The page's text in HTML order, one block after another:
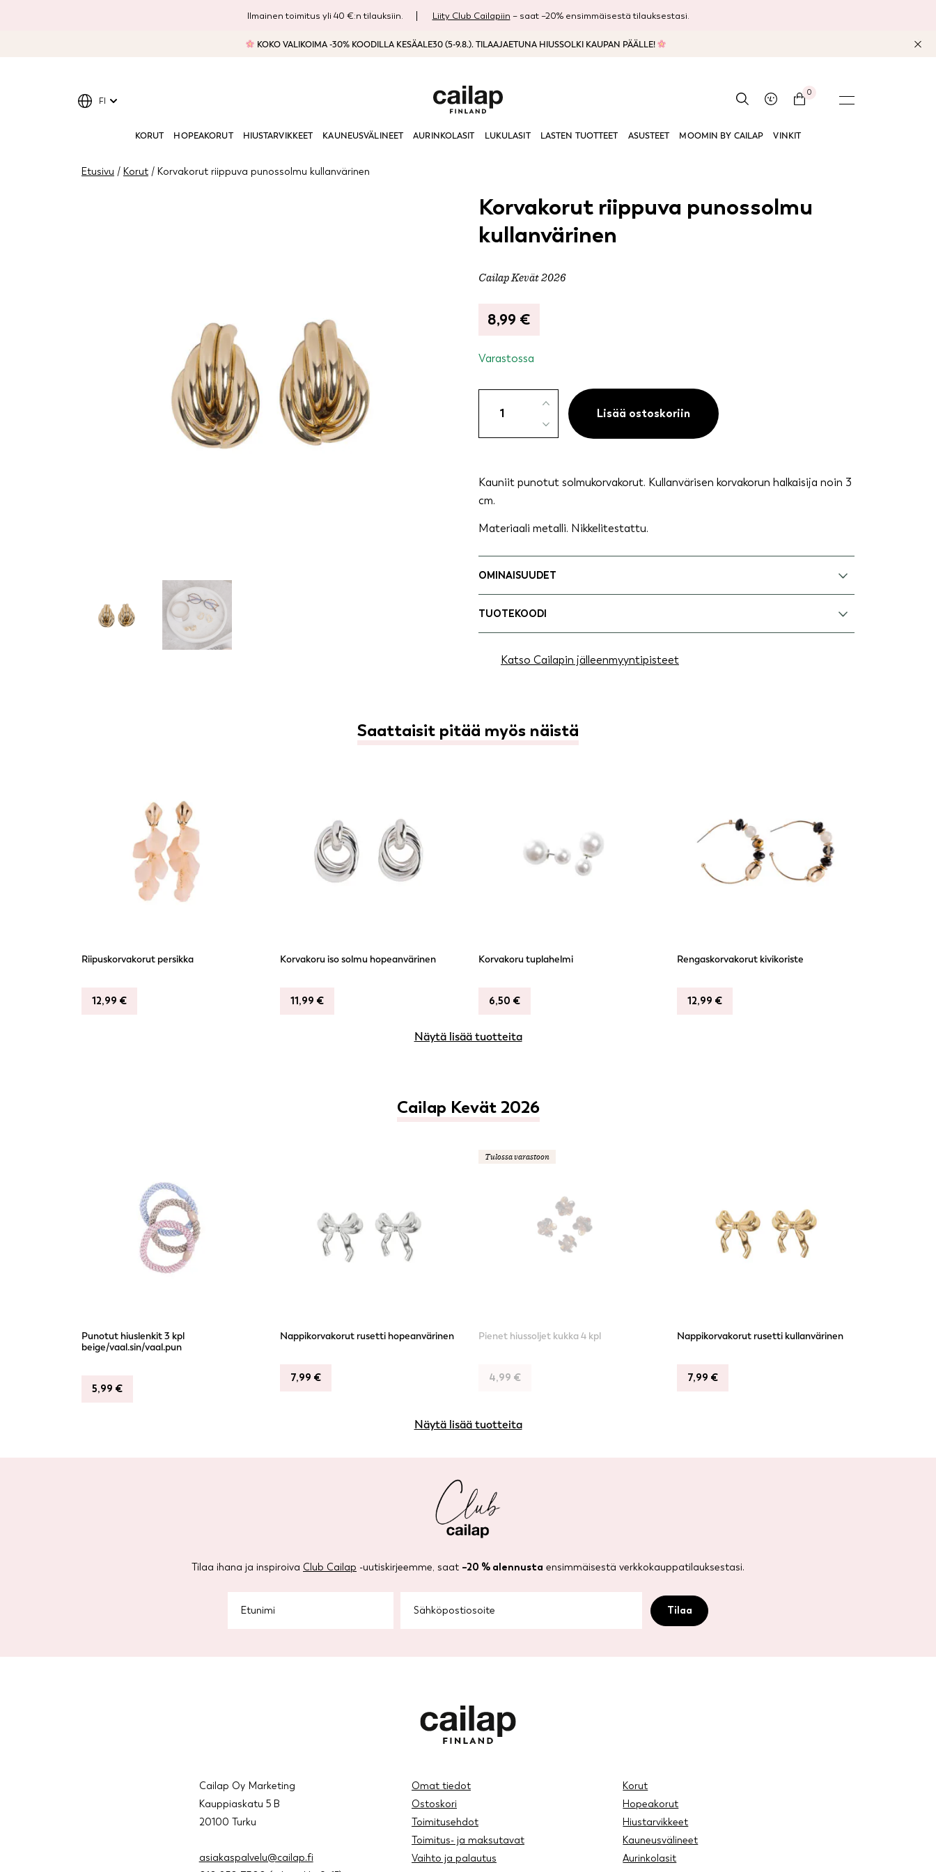
Ilmainen toimitus yli 40 €:n tilauksiin. Liity Club Cailapiin – saat –20% ensimmäisestä tilauksestasi.
KOKO VALIKOIMA -30% KOODILLA KESÄALE30 (5-9.8.). TILAAJAETUNA HIUSSOLKI KAUPAN PÄÄLLE!
0
KORUT HOPEAKORUT HIUSTARVIKKEET KAUNEUSVÄLINEET AURINKOLASIT LUKULASIT LASTEN TUOTTEET ASUSTEET MOOMIN BY CAILAP VINKIT
FI
Etusivu / Korut / Korvakorut riippuva punossolmu kullanvärinen
Korvakorut riippuva punossolmu
kullanvärinen
Cailap Kevät 2026
8,99 €
Varastossa
riippuva
Lisää ostoskoriin
Kauniit punotut solmukorvakorut. Kullanvärisen korvakorun halkaisija noin 3
cm.
Materiaali metalli. Nikkelitestattu.
OMINAISUUDET
TUOTEKOODI
Katso Cailapin jälleenmyyntipisteet
Saattaisit pitää myös näistä
Riipuskorvakorut persikka
12,99 €
Korvakoru iso solmu hopeanvärinen
11,99 €
Korvakoru tuplahelmi
6,50 €
Rengaskorvakorut kivikoriste
12,99 €
Näytä lisää tuotteita
Cailap Kevät 2026
Punotut hiuslenkit 3 kpl
beige/vaal.sin/vaal.pun
5,99 €
Nappikorvakorut rusetti hopeanvärinen
7,99 €
Tulossa varastoon
Pienet hiussoljet kukka 4 kpl
4,99 €
Nappikorvakorut rusetti kullanvärinen
7,99 €
Näytä lisää tuotteita
Tilaa ihana ja inspiroiva Club Cailap -uutiskirjeemme, saat –20 % alennusta ensimmäisestä verkkokauppatilauksestasi.
Cailap Oy Marketing
Kauppiaskatu 5 B
20100 Turku
asiakaspalvelu@cailap.fi
Omat tiedot
Ostoskori
Toimitusehdot
Toimitus- ja maksutavat
Vaihto ja palautus
Korut
Hopeakorut
Hiustarvikkeet
Kauneusvälineet
Aurinkolasit